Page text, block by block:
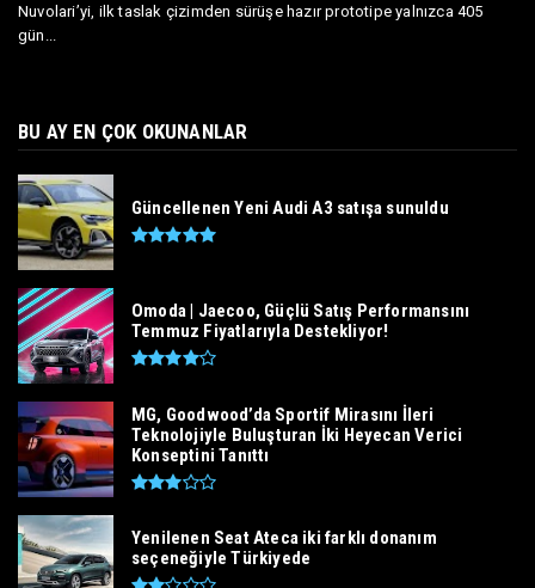
Nuvolari’yi, ilk taslak çizimden sürüşe hazır prototipe yalnızca 405
gün...
BU AY EN ÇOK OKUNANLAR
Güncellenen Yeni Audi A3 satışa sunuldu
Omoda | Jaecoo, Güçlü Satış Performansını
Temmuz Fiyatlarıyla Destekliyor!
MG, Goodwood’da Sportif Mirasını İleri
Teknolojiyle Buluşturan İki Heyecan Verici
Konseptini Tanıttı
Yenilenen Seat Ateca iki farklı donanım
seçeneğiyle Türkiyede